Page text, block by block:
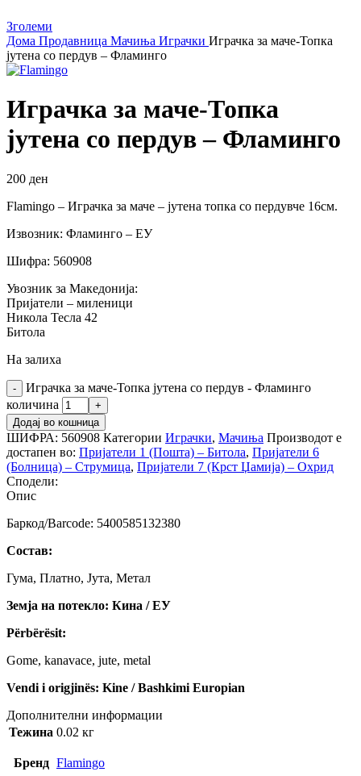
Зголеми
Дома Продавница Мачиња Играчки Играчка за маче-Топка
јутена со пердув – Фламинго
Играчка за маче-Топка
јутена со пердув – Фламинго
200 ден
Flamingo – Играчка за маче – јутена топка со пердувче 16см.
Извозник: Фламинго – ЕУ
Шифра: 560908
Увозник за Македонија:
Пријатели – миленици
Никола Тесла 42
Битола
На залиха
Играчка за маче-Топка јутена со пердув - Фламинго
количина
Додај во кошница
ШИФРА: 560908 Категории Играчки, Мачиња Производот е
достапен во: Пријатели 1 (Пошта) – Битола, Пријатели 6
(Болница) – Струмица, Пријатели 7 (Крст Џамија) – Охрид
Сподели:
Опис
Баркод/Barcode: 5400585132380
Состав:
Гума, Платно, Јута, Метал
Земја на потекло: Кина / ЕУ
Përbërësit:
Gome, kanavace, jute, metal
Vendi i origjinës: Kine / Bashkimi Europian
Дополнителни информации
Тежина 0.02 кг
Бренд Flamingo